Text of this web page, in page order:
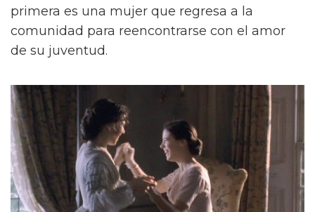
primera es una mujer que regresa a la
comunidad para reencontrarse con el amor
de su juventud.